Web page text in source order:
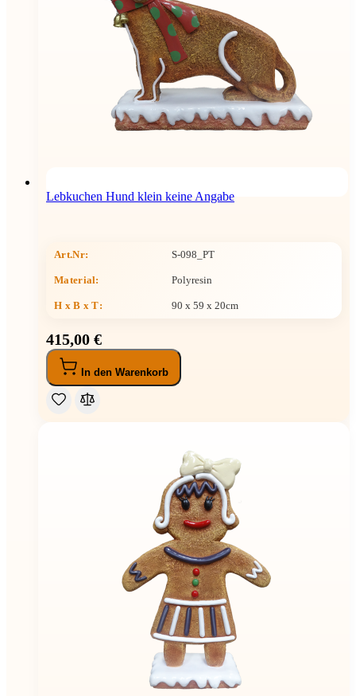
Lebkuchen Hund klein keine Angabe
Art.Nr: S-098_PT
Material: Polyresin
H x B x T: 90 x 59 x 20cm
415,00 €
In den Warenkorb